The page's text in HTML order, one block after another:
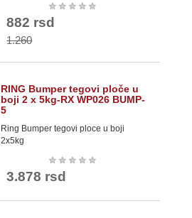
★ ★ ★ ★ ★
882 rsd
1.260
RING Bumper tegovi ploče u
boji 2 x 5kg-RX WP026 BUMP-
5
Ring Bumper tegovi ploce u boji
2x5kg
★ ★ ★ ★ ★
3.878 rsd